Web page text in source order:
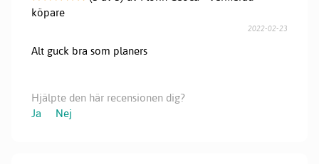
köpare
2022-02-23
Alt guck bra som planers
Hjälpte den här recensionen dig?
Ja
Nej